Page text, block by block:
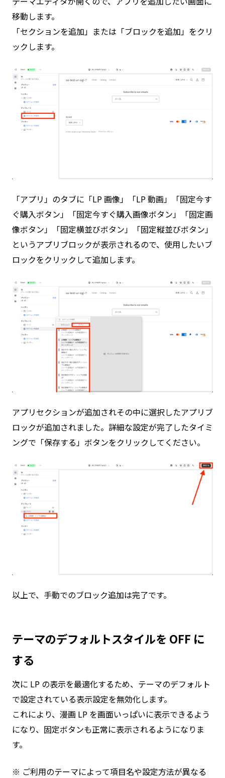
移動します。
「セクションを追加」または「ブロックを追加」をクリ
ックします。
「アプリ」のタブに「LP 画像」「LP 動画」「固定今す
ぐ購入ボタン」「固定今すぐ購入画像ボタン」「固定画
像ボタン」「固定横並びボタン」「固定縦並びボタン」
というアプリブロックが表示されるので、使用したいブ
ロックをクリックして追加します。
アプリセクションが追加されその中に選択したアプリブ
ロックが追加されました。詳細な設定が完了したタイミ
ングで「保存する」ボタンをクリックしてください。
以上で、手動でのブロック追加は完了です。
テーマのデフォルトスタイルを OFF に
する
次に LP の表示を最適化するため、テーマのデフォルト
で設定されている表示設定を無効化します。
これにより、漫画 LP を画面いっぱいに表示できるよう
になり、固定ボタンも正常に表示されるようになりま
す。
※ ご利用のテーマによって項目名や設定方法が異なる